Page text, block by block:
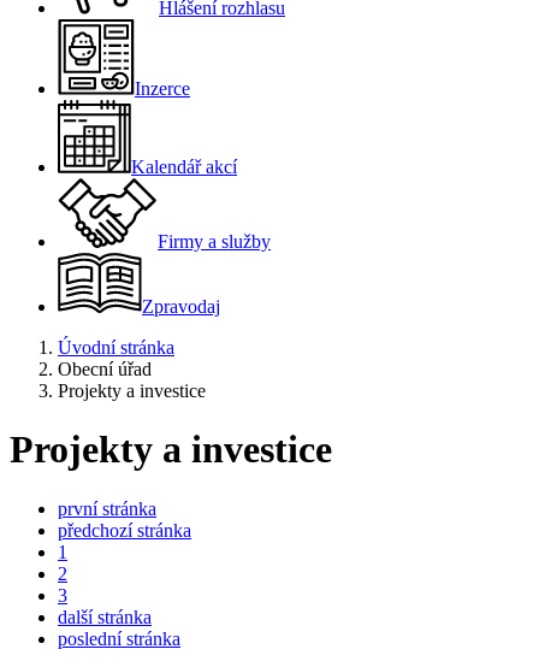
Hlášení rozhlasu
Inzerce
Kalendář akcí
Firmy a služby
Zpravodaj
Úvodní stránka
Obecní úřad
Projekty a investice
Projekty a investice
první stránka
předchozí stránka
1
2
3
další stránka
poslední stránka